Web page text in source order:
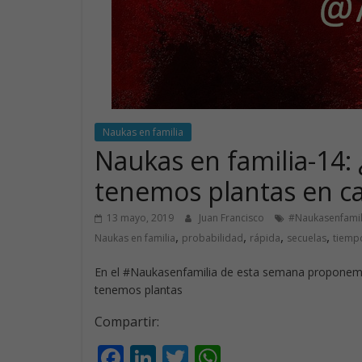
Naukas en familia
Naukas en familia-
tenemos plantas en
13 mayo, 2019 Juan Francisco
Naukas en familia, probabilidad, rápida, secuelas,
En el #Naukasenfamilia de esta semana
tenemos plantas
Compartir: